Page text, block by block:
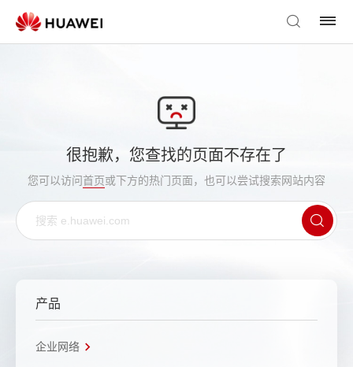
很抱歉，您查找的页面不存在了
您可以访问首页或下方的热门页面，也可以尝试搜索网站内容
产品
企业网络